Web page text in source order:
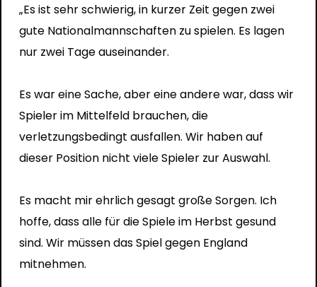
„Es ist sehr schwierig, in kurzer Zeit gegen zwei
gute Nationalmannschaften zu spielen. Es lagen
nur zwei Tage auseinander.
Es war eine Sache, aber eine andere war, dass wir
Spieler im Mittelfeld brauchen, die
verletzungsbedingt ausfallen. Wir haben auf
dieser Position nicht viele Spieler zur Auswahl.
Es macht mir ehrlich gesagt große Sorgen. Ich
hoffe, dass alle für die Spiele im Herbst gesund
sind. Wir müssen das Spiel gegen England
mitnehmen.